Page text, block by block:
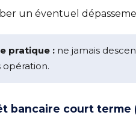
un éventuel
pratique : ne jamais
opération.
bancaire court